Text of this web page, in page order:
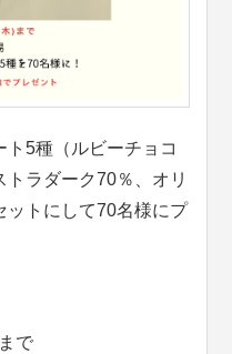
5種（ルビーチョコ
ラダーク70％、オリ
ットにして70名様にプ
で